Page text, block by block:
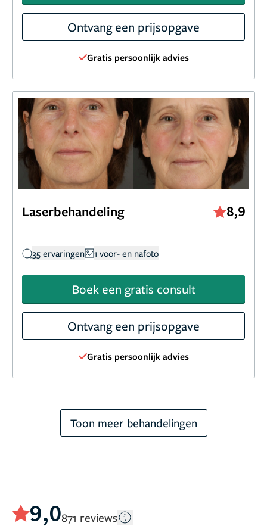
Ontvang een prijsopgave
Gratis persoonlijk advies
Laserbehandeling 8,9
35 ervaringen 1 voor- en nafoto
Boek een gratis consult
Ontvang een prijsopgave
Gratis persoonlijk advies
Toon meer behandelingen
9,0871 reviews